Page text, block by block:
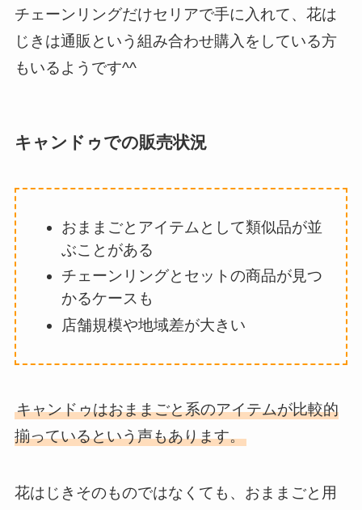
チェーンリングだけセリアで手に入れて、花は
じきは通販という組み合わせ購入をしている方
もいるようです^^
キャンドゥでの販売状況
おままごとアイテムとして類似品が並
ぶことがある
チェーンリングとセットの商品が見つ
かるケースも
店舗規模や地域差が大きい
キャンドゥはおままごと系のアイテムが比較的
揃っているという声もあります。
花はじきそのものではなくても、おままごと用